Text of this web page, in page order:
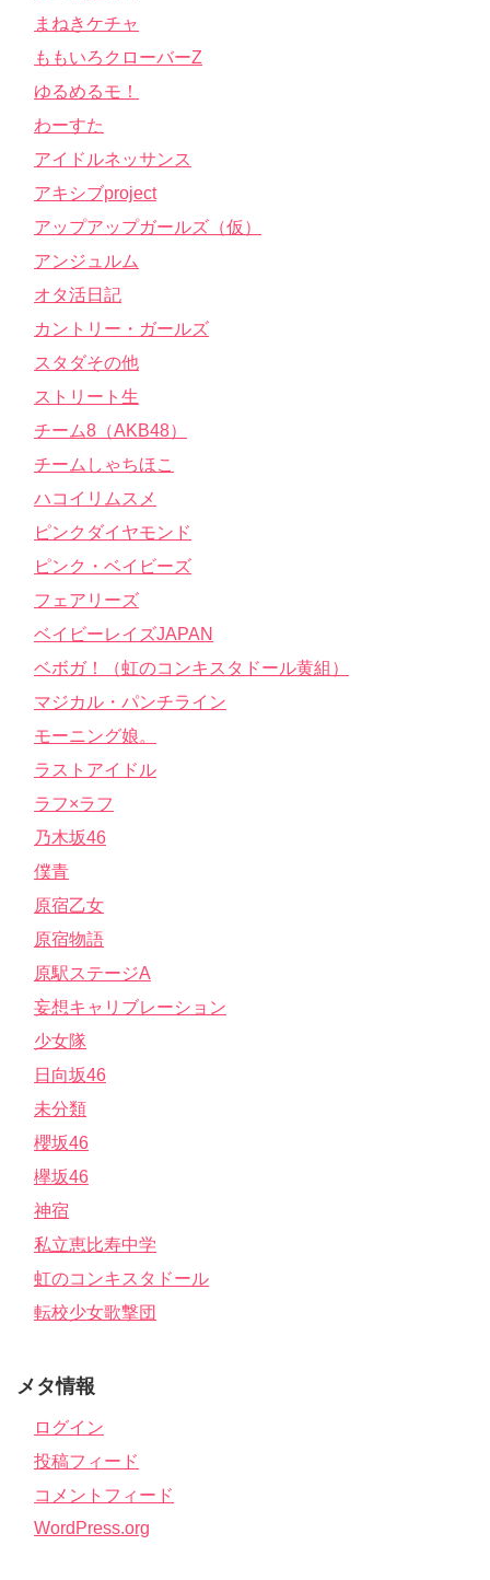
まねきケチャ
ももいろクローバーZ
ゆるめるモ！
わーすた
アイドルネッサンス
アキシブproject
アップアップガールズ（仮）
アンジュルム
オタ活日記
カントリー・ガールズ
スタダその他
ストリート生
チーム8（AKB48）
チームしゃちほこ
ハコイリムスメ
ピンクダイヤモンド
ピンク・ベイビーズ
フェアリーズ
ベイビーレイズJAPAN
ベボガ！（虹のコンキスタドール黄組）
マジカル・パンチライン
モーニング娘。
ラストアイドル
ラフ×ラフ
乃木坂46
僕青
原宿乙女
原宿物語
原駅ステージA
妄想キャリブレーション
少女隊
日向坂46
未分類
櫻坂46
欅坂46
神宿
私立恵比寿中学
虹のコンキスタドール
転校少女歌撃団
メタ情報
ログイン
投稿フィード
コメントフィード
WordPress.org